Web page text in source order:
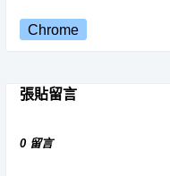
Chrome
張貼留言
0 留言